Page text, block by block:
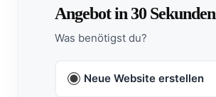
Angebot in 30 Sekunden
Was benötigst du?
Neue Website erstellen